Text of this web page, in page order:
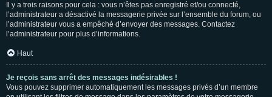
Il y a trois raisons pour cela : vous n’êtes pas enregistré et/ou connecté,
l’administrateur a désactivé la messagerie privée sur l’ensemble du forum, ou
l’administrateur vous a empêché d’envoyer des messages. Contactez
l’administrateur pour plus d’informations.
Haut
Je reçois sans arrêt des messages indésirables !
Vous pouvez supprimer automatiquement les messages privés d’un membre